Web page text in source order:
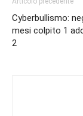
Cyberbullismo:
mesi colpito 1
2